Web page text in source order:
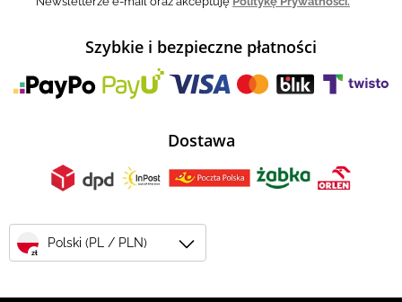
Szybkie i bezpieczne płatności
Dostawa
zł
Polski (PL / PLN)